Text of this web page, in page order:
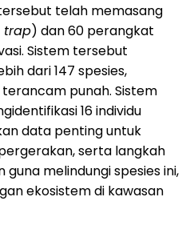
telah memasang
trap) dan 60 perangkat
Sistem tersebut
dari 147 spesies,
punah. Sistem
16 individu
data penting untuk
serta langkah
melindungi spesies ini,
ekosistem di kawasan